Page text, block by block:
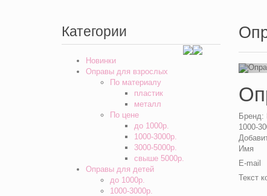
Бренд:
1000-
Имя
E-mail
Текст
Категории
Новинки
Оправы для взрослых
По материалу
пластик
металл
По цене
до 1000р.
1000-3000р.
3000-5000р.
свыше 5000р.
Оправы для детей
до 1000р.
1000-3000р.